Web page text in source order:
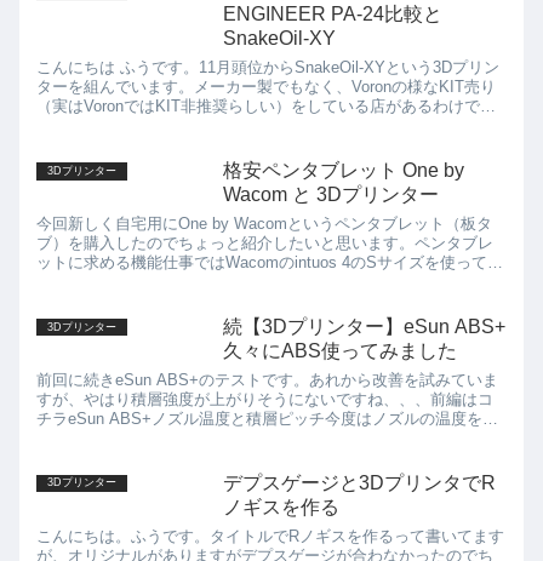
ENGINEER PA-24比較と
SnakeOil-XY
こんにちは ふうです。11月頭位からSnakeOil-XYという3Dプリン
ターを組んでいます。メーカー製でもなく、Voronの様なKIT売り
（実はVoronではKIT非推奨らしい）をしている店があるわけでも
3Dプリンター
格安ペンタブレット One by
Wacom と 3Dプリンター
今回新しく自宅用にOne by Wacomというペンタブレット（板タ
ブ）を購入したのでちょっと紹介したいと思います。ペンタブレ
ットに求める機能仕事ではWacomのintuos 4のSサイズを使ってい
3Dプリンター
続【3Dプリンター】eSun ABS+
久々にABS使ってみました
前回に続きeSun ABS+のテストです。あれから改善を試みていま
すが、やはり積層強度が上がりそうにないですね、、、前編はコ
チラeSun ABS+ノズル温度と積層ピッチ今度はノズルの温度を推
3Dプリンター
デプスゲージと3DプリンタでR
ノギスを作る
こんにちは。ふうです。タイトルでRノギスを作るって書いてます
が、オリジナルがありますがデプスゲージが合わなかったのでち